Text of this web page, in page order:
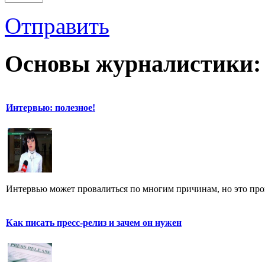
Отправить
Основы журналистики:
Интервью: полезное!
Интервью может провалиться по многим причинам, но это
Как писать пресс-релиз и зачем он нужен